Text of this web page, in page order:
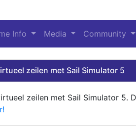
Info Media Community
zeilen met Sail Simulator 5
zeilen met Sail Simulator 5.